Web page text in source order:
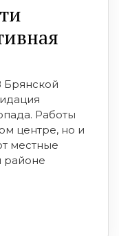
Работы
центре, но и
местные
районе